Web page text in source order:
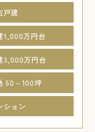
戸建
1,000万円台
3,000万円台
50～100坪
ション